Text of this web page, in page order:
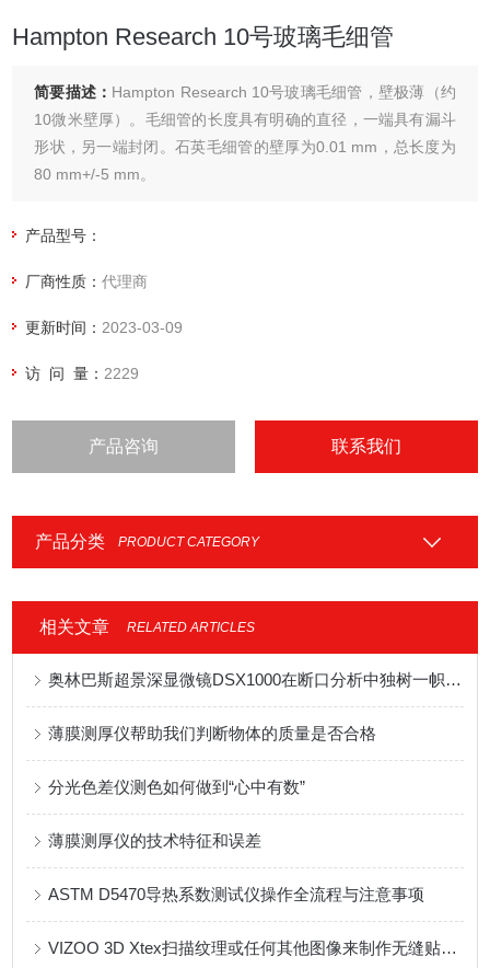
Hampton Research 10号玻璃毛细管
简要描述： Hampton Research 10号玻璃毛细管，壁极薄（约
10微米壁厚）。毛细管的长度具有明确的直径，一端具有漏斗
形状，另一端封闭。石英毛细管的壁厚为0.01 mm，总长度为
80 mm+/-5 mm。
产品型号：
厂商性质：代理商
更新时间： 2023-03-09
访 问 量： 2229
产品咨询 联系我们
产品分类 PRODUCT CATEGORY
相关文章 RELATED ARTICLES
奥林巴斯超景深显微镜DSX1000在断口分析中独树一帜的表现
薄膜测厚仪帮助我们判断物体的质量是否合格
分光色差仪测色如何做到“心中有数”
薄膜测厚仪的技术特征和误差
ASTM D5470导热系数测试仪操作全流程与注意事项
VIZOO 3D Xtex扫描纹理或任何其他图像来制作无缝贴图。